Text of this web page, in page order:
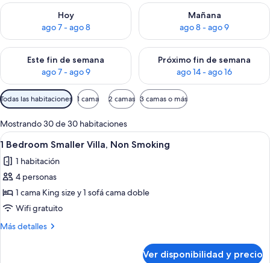
Hoy
ago 7 - ago 8
Consulta la disponibilidad para hoy ago 7 - ago 8
Mañana
ago 8 - ago 9
Consulta la disponibilidad
Este fin de semana
ago 7 - ago 9
Consulta la disponibilidad para este fin de semana ago 7 -
Próximo fin de semana
ago 14 - ago 16
Consulta la disponibilidad
Filtros
disponibles
para
las
habitaciones
Todas las habitaciones 1 cama 2 camas 3 camas o más
Mostrando 30 de 30 habitaciones
Ver
todas
las
fotos
de
1
Bedroom
Una cocina moderna con
7
1 Bedroom Smaller Villa, Non Smoking
1 habitación
4 personas
1 cama King size y 1 sofá cama doble
Wifi gratuito
Más detalles
Más
Ver disponibilidad y precio